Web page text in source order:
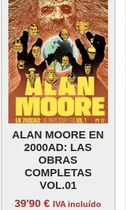
ALAN MOORE EN
2000AD: LAS
OBRAS
COMPLETAS
VOL.01
39'90€ IVA incluído